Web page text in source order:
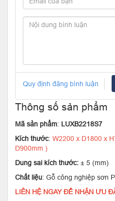
Quy định đăng bình luận
Thông số sản phẩm
Mã sản phẩm: LUXB2218S7
Kích thước: W2200 x D1800 x
D900mm )
Dung sai kích thước: ± 5 (mm)
Chất liệu: Gỗ công nghiệp sơn
LIÊN HỆ NGAY ĐỂ NHẬN ƯU